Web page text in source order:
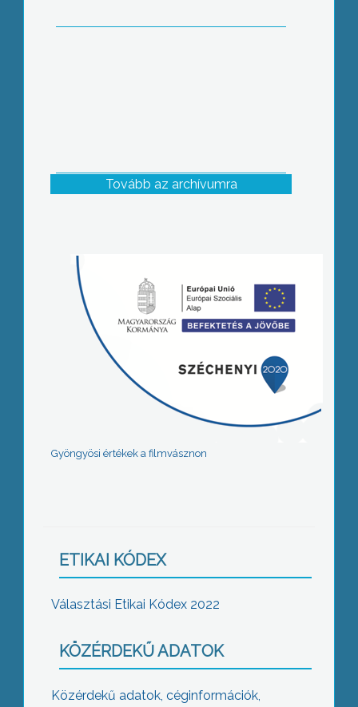
Tovább az archívumra
Gyöngyösi értékek a filmvásznon
ETIKAI KÓDEX
Választási Etikai Kódex 2022
KÖZÉRDEKŰ ADATOK
Közérdekű adatok, céginformációk,